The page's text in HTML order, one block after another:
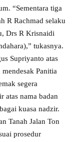
“Sementara tiga
R Rachmad selaku
Drs R Krisnaidi
tukasnya.
Supriyanto atas
Panitia
segera
atas nama badan
kuasa nadzir.
Tanah Jalan Ton
prosedur